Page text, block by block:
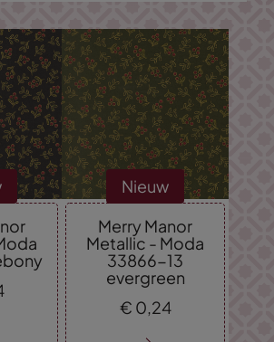
Nieuw
Merry Manor
Metallic - Moda
33866-13
evergreen
€ 0,24